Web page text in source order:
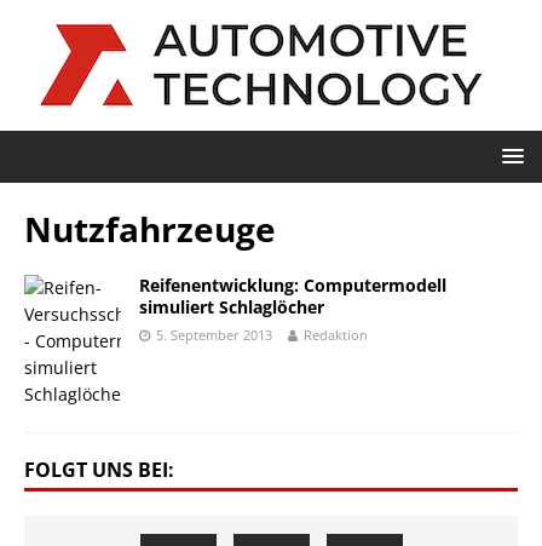
Nutzfahrzeuge
Reifenentwicklung: Computermodell
simuliert Schlaglöcher
5. September 2013 Redaktion
FOLGT UNS BEI: